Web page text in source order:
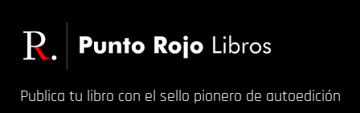
Publica tu libro con el sello pionero de autoedición